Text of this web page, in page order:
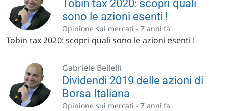
Tobin tax 2020: scopri quali
sono le azioni esenti !
Opinione sui mercati - 7 anni fa
Tobin tax 2020: scopri quali sono le azioni esenti !
Gabriele Bellelli
Dividendi 2019 delle azioni di
Borsa Italiana
Opinione sui mercati - 7 anni fa